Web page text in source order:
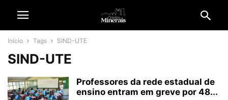
Início Tags SIND-UTE
SIND-UTE
Professores da rede estadual de
ensino entram em greve por 48...